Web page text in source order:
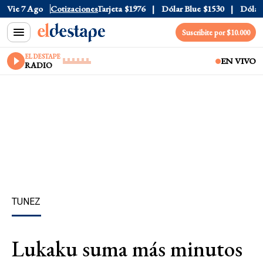
Vie 7 Ago Cotizaciones
$1520 Dólar Tarjeta $1976 Dólar Blue $1530 Dólar
Suscribite por $10.000
EL DESTAPE
RADIO EN VIVO
TUNEZ
Lukaku suma más minutos